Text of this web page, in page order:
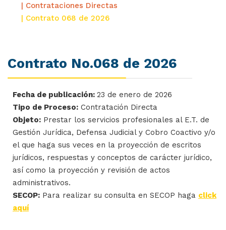
| Contrataciones Directas
| Contrato 068 de 2026
Contrato No.068 de 2026
Fecha de publicación: 23 de enero de 2026
Tipo de Proceso: Contratación Directa
Objeto: Prestar los servicios profesionales al E.T. de
Gestión Jurídica, Defensa Judicial y Cobro Coactivo y/o
el que haga sus veces en la proyección de escritos
jurídicos, respuestas y conceptos de carácter jurídico,
así como la proyección y revisión de actos
administrativos.
SECOP: Para realizar su consulta en SECOP haga click
aquí